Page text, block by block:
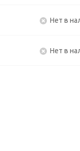
Нет в
Нет в